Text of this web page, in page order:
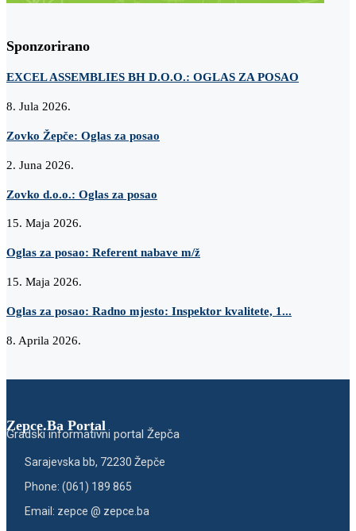
Sponzorirano
EXCEL ASSEMBLIES BH D.O.O.: OGLAS ZA POSAO
8. Jula 2026.
Zovko Žepče: Oglas za posao
2. Juna 2026.
Zovko d.o.o.: Oglas za posao
15. Maja 2026.
Oglas za posao: Referent nabave m/ž
15. Maja 2026.
Oglas za posao: Radno mjesto: Inspektor kvalitete, 1...
8. Aprila 2026.
Zepce.Ba Portal
Gradski informativni portal Žepča
Sarajevska bb, 72230 Žepče
Phone: (061) 189 865
Email: zepce @ zepce.ba